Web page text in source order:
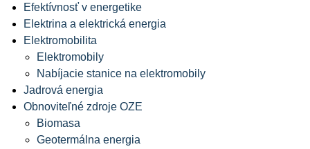
Efektívnosť v energetike
Elektrina a elektrická energia
Elektromobilita
Elektromobily
Nabíjacie stanice na elektromobily
Jadrová energia
Obnoviteľné zdroje OZE
Biomasa
Geotermálna energia